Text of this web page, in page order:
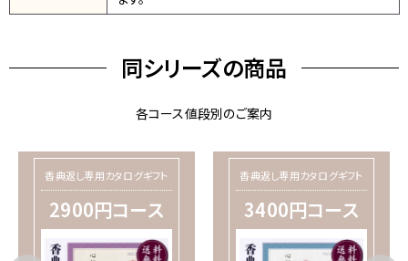
同シリーズの商品
各コース値段別のご案内
香典返し専用カタログギフト
2900円コース
香典返し専用カタログギフト
3400円コース